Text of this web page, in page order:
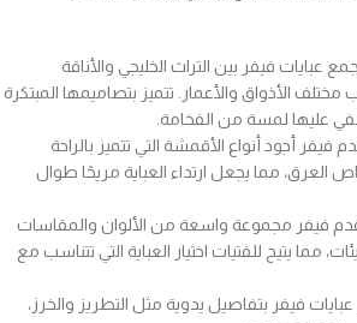
عبايات فيفر بين التراث الخليجي والأناقة
الأذواق والأعمار. تتميز بتصاميمها المبتكرة
عليها لمسة من الفخامة.
أجود أنواع الأقمشة التي تتميز بالراحة
العرق، مما يجعل ارتداء العباية مريحًا طوال
فيفر مجموعة واسعة من الألوان والمقاسات
مما يتيح للفتيات اختيار العباية التي تتناسب مع
فيفر بتفاصيل يدوية مثل التطريز والخرز،